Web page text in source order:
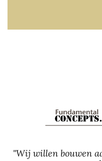
"Wij willen bouwen